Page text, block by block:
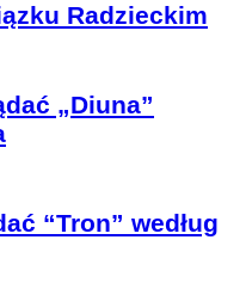
Radzieckim
„Diuna”
“Tron” według